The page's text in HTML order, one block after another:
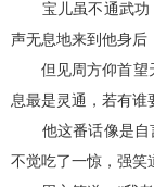
宝儿虽不通武功
声无息地来到他身后
但见周方仰首望天
息最是灵通，若有谁
他这番话像是自
不觉吃了一惊，强笑